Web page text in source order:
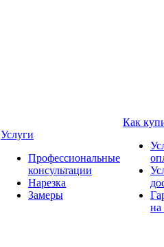
Услуги
Профессиональные
консультации
Нарезка
Замеры
Как
на